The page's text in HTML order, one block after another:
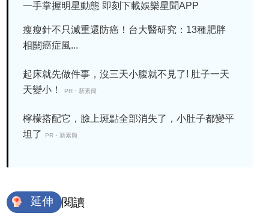
一手掌握明星動態 即刻下載娛樂星聞APP
瘦瘦針不只減重還防癌！台大醫研究：13種肥胖
相關癌症風...
起床就先做件事，沒三天小腹就不見了! 肚子一天
天變小！
PR・新素簡
檸檬搭配它，臉上斑點全部消失了，小肚子都變平
坦了
PR・新素簡
延伸 閱讀